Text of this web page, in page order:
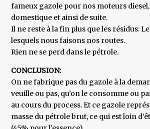
fameux gazole pour nos moteurs
domestique et ainsi de suite.
Il ne reste à la fin plus que les résidus:
lesquels nous faisons nos routes.
Rien ne se perd dans le pétrole.
CONCLUSION:
On ne fabrique pas du gazole à la
veuille ou pas, qu’on le consomme ou
au cours du process. Et ce gazole
masse du pétrole brut, ce qui est loin